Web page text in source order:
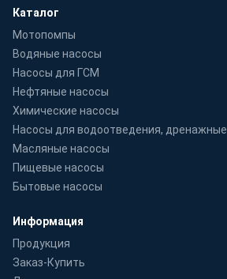
Каталог
Мотопомпы
Водяные насосы
Насосы для ГСМ
Нефтяные насосы
Химические насосы
Насосы для водоотведения, дренажные
Масляные насосы
Пищевые насосы
Бытовые насосы
Информация
Продукция
Заказ-Купить